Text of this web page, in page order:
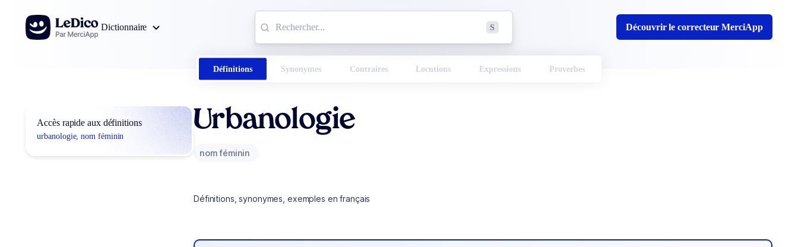
Aller au contenu
Dictionnaire
S Découvrir le correcteur MerciApp
Définitions Synonymes Contraires Locutions Expressions Proverbes
Accès rapide aux définitions
urbanologie, nom féminin
Urbanologie
nom féminin
Définitions, synonymes, exemples en français